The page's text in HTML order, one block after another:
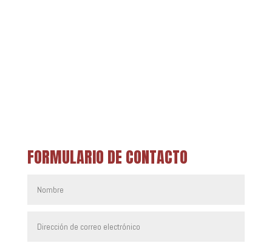
FORMULARIO DE CONTACTO